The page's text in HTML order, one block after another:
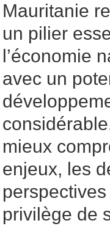
Mauritanie
un pilier
l’économie
avec un
mieux
enjeux, les
privilège de